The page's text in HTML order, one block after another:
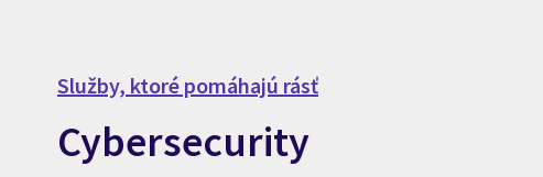
Služby, ktoré pomáhajú rásť
Cybersecurity